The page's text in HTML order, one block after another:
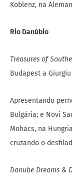
Koblenz, na
Rio Danúbio
Treasures of
Budapest a Giurgiu
Apresentando
Bulgária; e Novi
Mohacs, na
cruzando o
Danube Dreams &